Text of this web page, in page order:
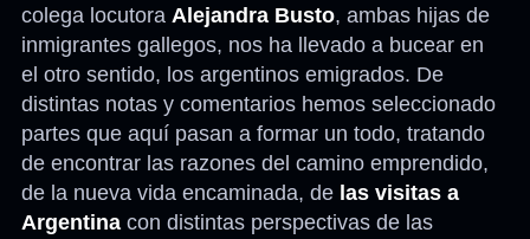
colega locutora Alejandra Busto, ambas hijas de
inmigrantes gallegos, nos ha llevado a bucear en
el otro sentido, los argentinos emigrados. De
distintas notas y comentarios hemos seleccionado
partes que aquí pasan a formar un todo, tratando
de encontrar las razones del camino emprendido,
de la nueva vida encaminada, de las visitas a
Argentina con distintas perspectivas de las